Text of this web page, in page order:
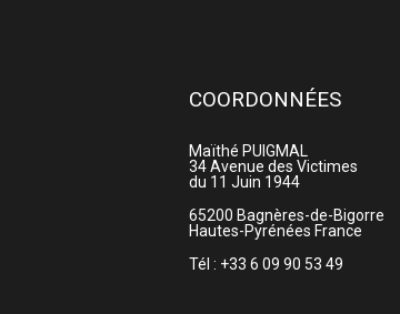
COORDONNÉES
Maïthé PUIGMAL
34 Avenue des Victimes
du 11 Juin 1944
65200 Bagnères-de-Bigorre
Hautes-Pyrénées France
Tél : +33 6 09 90 53 49